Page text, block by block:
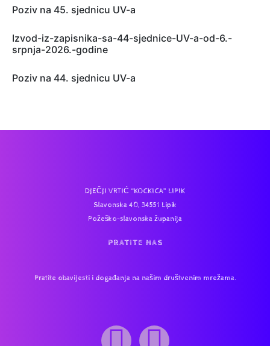
Poziv na 45. sjednicu UV-a
Izvod-iz-zapisnika-sa-44-sjednice-UV-a-od-6.-
srpnja-2026.-godine
Poziv na 44. sjednicu UV-a
DJEČJI VRTIĆ “KOCKICA” LIPIK
Slavonska 40, 34551 Lipik
Požeško-slavonska županija
PRATITE NAS
Pratite obavijesti i događanja na našim društvenim mrežama.